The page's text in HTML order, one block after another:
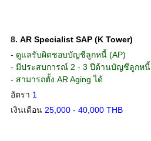
8. AR Specialist SAP (K Tower)
- ดูแลรับผิดชอบบัญชีลูกหนี้ (AP)
- มีประสบการณ์ 2 - 3 ปีด้านบัญชีลูกหนี้
- สามารถตั้ง AR Aging ได้
อัตรา 1
เงินเดือน 25,000 - 40,000 THB